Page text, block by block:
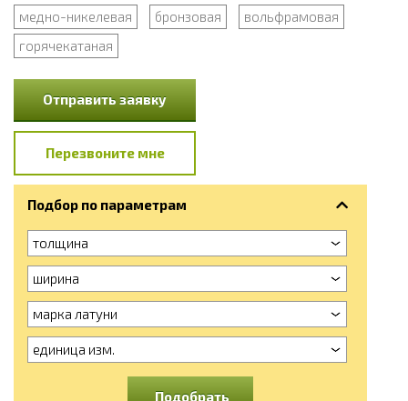
медно-никелевая
бронзовая
вольфрамовая
горячекатаная
Отправить заявку
Перезвоните мне
Подбор по параметрам
толщина
ширина
марка латуни
единица изм.
Подобрать